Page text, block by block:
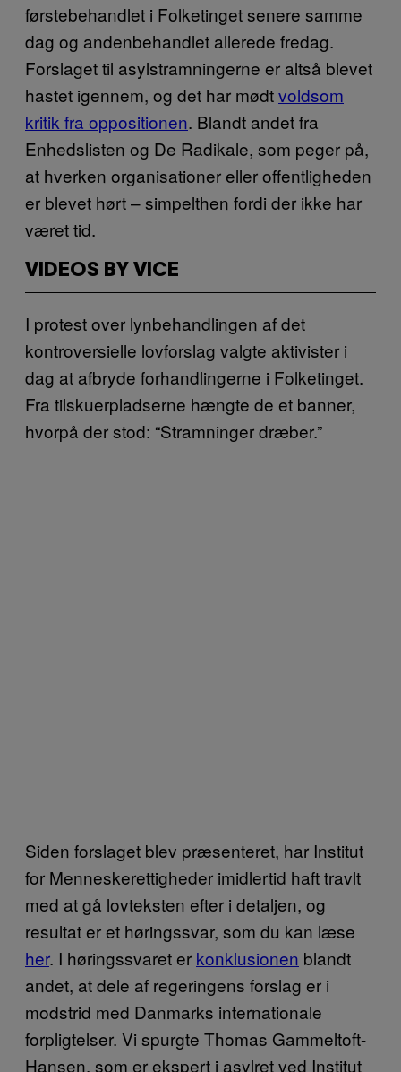
førstebehandlet i Folketinget senere samme
dag og andenbehandlet allerede fredag.
Forslaget til asylstramningerne er altså blevet
hastet igennem, og det har mødtvoldsom
kritik fra oppositionen. Blandt andet fra
Enhedslisten og De Radikale, som peger på,
at hverken organisationer eller offentligheden
er blevet hørt – simpelthen fordi der ikke har
været tid.
VIDEOS BY VICE
I protest over lynbehandlingen af det
kontroversielle lovforslag valgte aktivister i
dag at afbryde forhandlingerne i Folketinget.
Fra tilskuerpladserne hængte de et banner,
hvorpå der stod: “Stramninger dræber.”
Siden forslaget blev præsenteret, har Institut
for Menneskerettigheder imidlertid haft travlt
med at gå lovteksten efter i detaljen, og
resultat er et høringssvar, som du kan læse
her. I høringssvaret er konklusionen blandt
andet, at dele af regeringens forslag er i
modstrid med Danmarks internationale
forpligtelser. Vi spurgte Thomas Gammeltoft-
Hansen, som er ekspert i asylret ved Institut